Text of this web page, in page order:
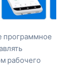
программное
рабочего